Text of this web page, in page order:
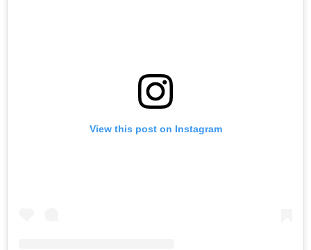
View this post on Instagram